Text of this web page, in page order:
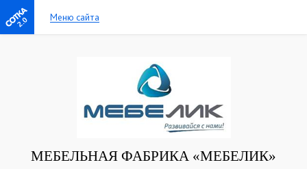
2.0 Меню сайта
МЕБЕЛЬНАЯ ФАБРИКА «МЕБЕЛИК»